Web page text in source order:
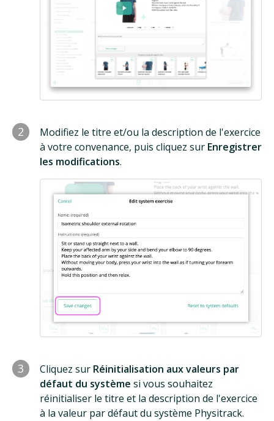
2
Modifiez le titre et/ou la description de l'exercice
à votre convenance, puis cliquez sur Enregistrer
les modifications.
3 Cliquez sur Réinitialisation aux valeurs par
défaut du système si vous souhaitez
réinitialiser le titre et la description de l'exercice
à la valeur par défaut du système Physitrack.